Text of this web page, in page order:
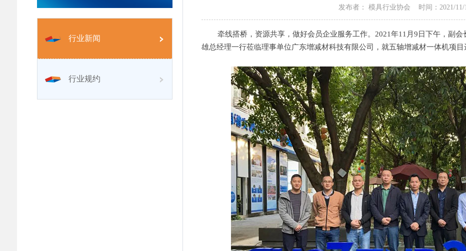
行业新闻
行业规约
发布者： 模具行业协会 时间：2021/11/
牵线搭桥，资源共享，做好会员企业服务工作。2021年11月9日下午，副会
雄总经理一行莅临理事单位广东增减材科技有限公司，就五轴增减材一体机项目